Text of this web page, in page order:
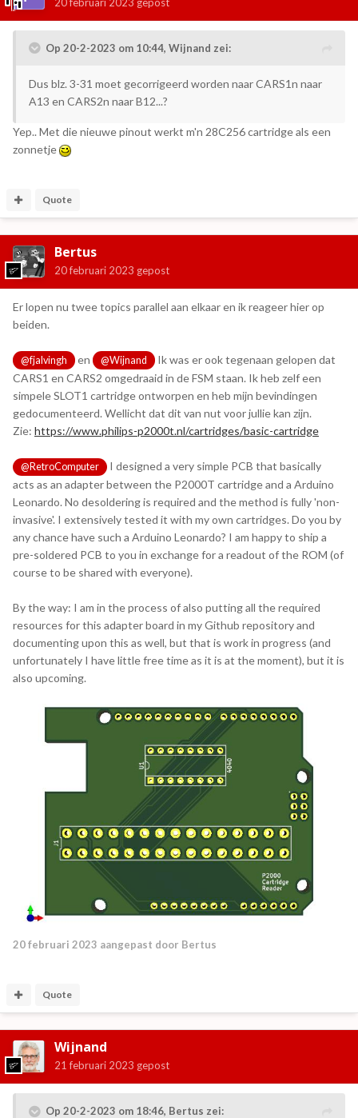
Op 20-2-2023 om 10:44, Wijnand zei:
Dus blz. 3-31 moet gecorrigeerd worden naar CARS1n naar
A13 en CARS2n naar B12...?
Yep.. Met die nieuwe pinout werkt m'n 28C256 cartridge als een
zonnetje
Quote
Bertus
20 februari 2023 gepost
Er lopen nu twee topics parallel aan elkaar en ik reageer hier op
beiden.
@fjalvingh en @Wijnand
Ik was er ook tegenaan gelopen dat
CARS1 en CARS2 omgedraaid in de FSM staan. Ik heb zelf een
simpele SLOT1 cartridge ontworpen en heb mijn bevindingen
gedocumenteerd. Wellicht dat dit van nut voor jullie kan zijn.
Zie: https://www.philips-p2000t.nl/cartridges/basic-cartridge
@RetroComputer
I designed a very simple PCB that basically
acts as an adapter between the P2000T cartridge and a Arduino
Leonardo. No desoldering is required and the method is fully 'non-
invasive'. I extensively tested it with my own cartridges. Do you by
any chance have such a Arduino Leonardo? I am happy to ship a
pre-soldered PCB to you in exchange for a readout of the ROM (of
course to be shared with everyone).
By the way: I am in the process of also putting all the required
resources for this adapter board in my Github repository and
documenting upon this as well, but that is work in progress (and
unfortunately I have little free time as it is at the moment), but it is
also upcoming.
20 februari 2023 aangepast door Bertus
Quote
Wijnand
21 februari 2023 gepost
Op 20-2-2023 om 18:46, Bertus zei: